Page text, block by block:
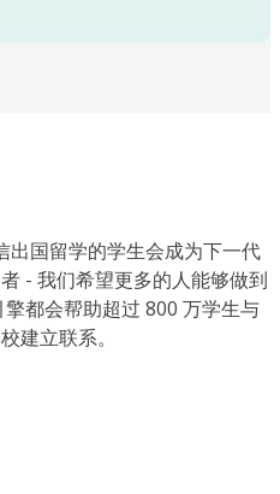
国留学的学生会成为下一代
- 我们希望更多的人能够做到
都会帮助超过 800 万学生与
建立联系。